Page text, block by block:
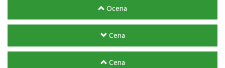
Ocena
Cena
Cena